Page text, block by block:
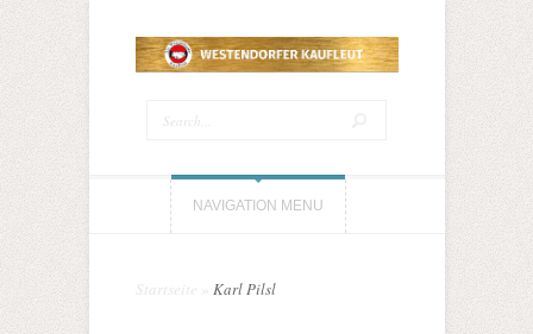
NAVIGATION MENU
Startseite Karl Pilsl